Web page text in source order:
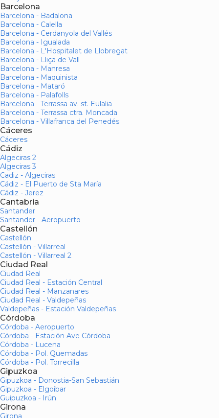
Barcelona
Barcelona - Badalona
Barcelona - Calella
Barcelona - Cerdanyola del Vallés
Barcelona - Igualada
Barcelona - L'Hospitalet de Llobregat
Barcelona - Lliça de Vall
Barcelona - Manresa
Barcelona - Maquinista
Barcelona - Mataró
Barcelona - Palafolls
Barcelona - Terrassa av. st. Eulalia
Barcelona - Terrassa ctra. Moncada
Barcelona - Villafranca del Penedés
Cáceres
Cáceres
Cádiz
Algeciras 2
Algeciras 3
Cadiz - Algeciras
Cádiz - El Puerto de Sta María
Cádiz - Jerez
Cantabria
Santander
Santander - Aeropuerto
Castellón
Castellón
Castellón - Villarreal
Castellón - Villarreal 2
Ciudad Real
Ciudad Real
Ciudad Real - Estación Central
Ciudad Real - Manzanares
Ciudad Real - Valdepeñas
Valdepeñas - Estación Valdepeñas
Córdoba
Córdoba - Aeropuerto
Córdoba - Estación Ave Córdoba
Córdoba - Lucena
Córdoba - Pol. Quemadas
Córdoba - Pol. Torrecilla
Gipuzkoa
Gipuzkoa - Donostia-San Sebastián
Gipuzkoa - Elgoibar
Guipuzkoa - Irún
Girona
Girona